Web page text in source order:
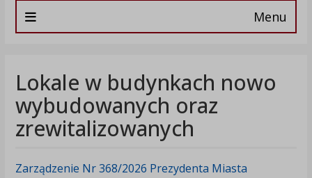
Menu
Lokale w budynkach nowo
wybudowanych oraz
zrewitalizowanych
Zarządzenie Nr 368/2026 Prezydenta Miasta